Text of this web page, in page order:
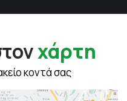
χάρτη
κοντά σας